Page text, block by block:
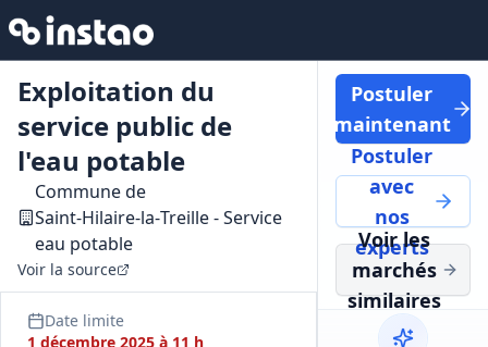
Exploitation du
service public de
l'eau potable
Commune de
Saint‑Hilaire‑la‑Treille - Service
eau potable
Voir la source
Date limite
1 décembre 2025 à 11 h
Postuler
maintenant
Postuler
avec
nos
experts
Voir les
marchés
similaires